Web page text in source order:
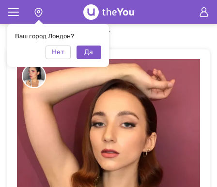
Ваш город Лондон?
Нет Да
Makeup & Hair